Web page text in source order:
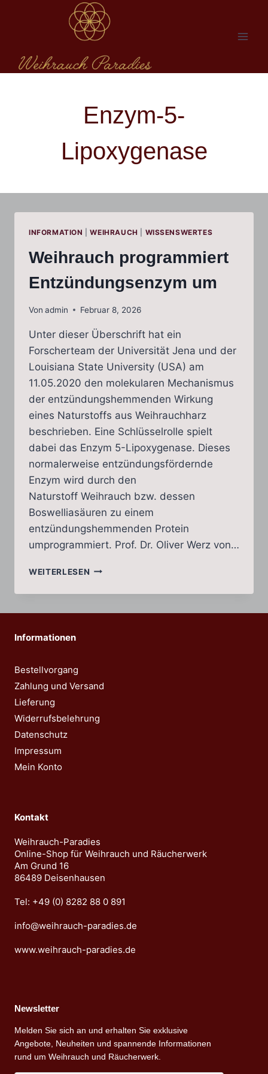
Enzym-5-
Lipoxygenase
INFORMATION |WEIHRAUCH WISSENSWERTES
Weihrauch programmiert
Entzündungsenzym um
Von admin Februar 8, 2026
Unter dieser Überschrift hat ein
Forscherteam der Universität Jena und der
Louisiana State University (USA) am
11.05.2020 den molekularen Mechanismus
der entzündungshemmenden Wirkung
eines Naturstoffs aus Weihrauchharz
beschrieben. Eine Schlüsselrolle spielt
dabei das Enzym 5-Lipoxygenase. Dieses
normalerweise entzündungsfördernde
Enzym wird durch den
Naturstoff Weihrauch bzw. dessen
Boswelliasäuren zu einem
entzündungshemmenden Protein
umprogrammiert. Prof. Dr. Oliver Werz von…
WEITERLESEN WEIHRAUCH
ENTZÜNDUNGSENZYM
Informationen
Bestellvorgang
Zahlung und Versand
Lieferung
Widerrufsbelehrung
Datenschutz
Impressum
Mein Konto
Kontakt
Weihrauch-Paradies
Online-Shop für Weihrauch und Räucherwerk
Am Grund 16
86489 Deisenhausen
Tel: +49 (0) 8282 88 0 891
info@weihrauch-paradies.de
www.weihrauch-paradies.de
Newsletter
Melden Sie sich an und erhalten Sie exklusive
Angebote, Neuheiten und spannende Informationen
rund um Weihrauch und Räucherwerk.